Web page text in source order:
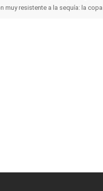
muy resistente a la sequía: la